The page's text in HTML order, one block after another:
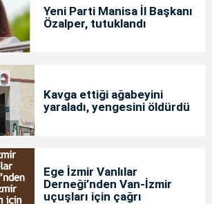
Yeni Parti Manisa İl Başkanı
Özalper, tutuklandı
Kavga ettiği ağabeyini
yaraladı, yengesini öldürdü
Ege İzmir Vanlılar
Derneği’nden Van-İzmir
uçuşları için çağrı